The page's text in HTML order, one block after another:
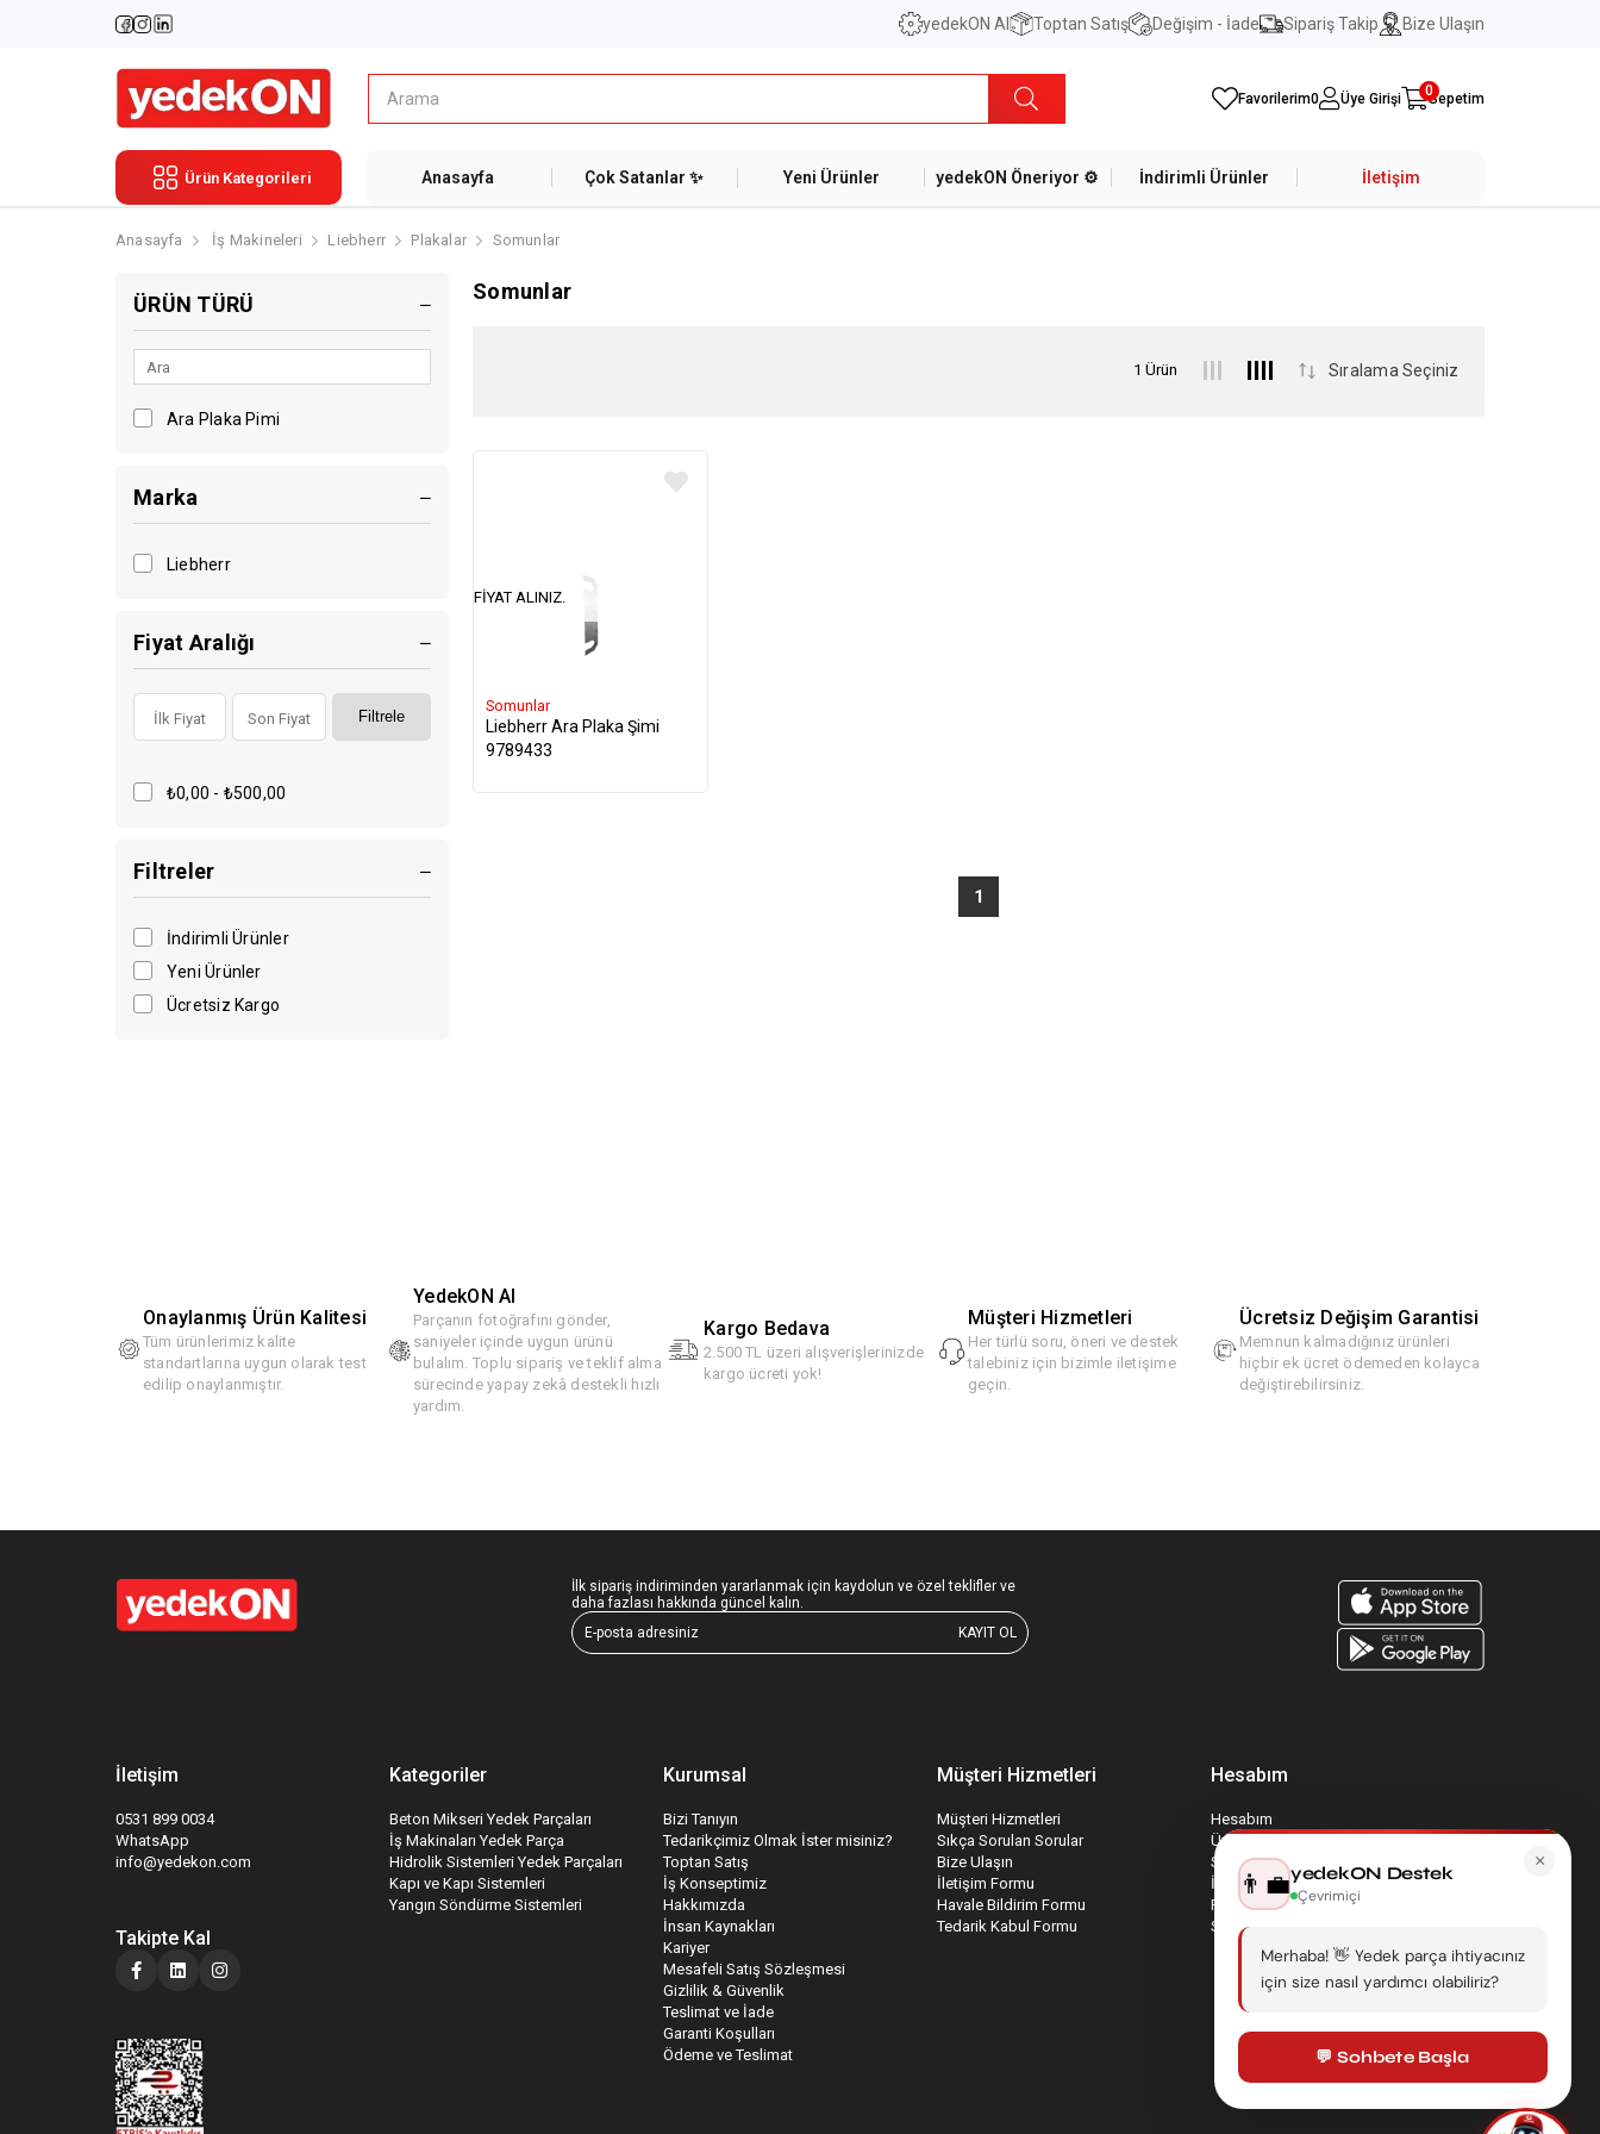
yedekON AI Toptan Satış Değişim - İade Sipariş Takip Bize Ulaşın
Favorilerim0 Üye Girişi Sepetim
0
Ürün Kategorileri Anasayfa Çok Satanlar ✨ Yeni Ürünler yedekON Öneriyor ⚙️ İndirimli Ürünler İletişim
Anasayfa İş Makineleri Liebherr Plakalar Somunlar
ÜRÜN TÜRÜ
Ara Plaka Pimi
Marka
Liebherr
Fiyat Aralığı
Filtrele
₺0,00 - ₺500,00
Filtreler
İndirimli Ürünler
Yeni Ürünler
Ücretsiz Kargo
Somunlar
1 Ürün
Somunlar
Liebherr Ara Plaka Şimi
9789433
FIYAT ALINIZ.
1
Onaylanmış Ürün Kalitesi
Tüm ürünlerimiz kalite
standartlarına uygun olarak test
edilip onaylanmıştır.
YedekON AI
Parçanın fotoğrafını gönder,
saniyeler içinde uygun ürünü
bulalım. Toplu sipariş ve teklif alma
sürecinde yapay zekâ destekli hızlı
yardım.
Kargo Bedava
2.500 TL üzeri alışverişlerinizde
kargo ücreti yok!
Müşteri Hizmetleri
Her türlü soru, öneri ve destek
talebiniz için bizimle iletişime
geçin.
Ücretsiz Değişim Garantisi
Memnun kalmadığınız ürünleri
hiçbir ek ücret ödemeden kolayca
değiştirebilirsiniz.
İlk sipariş indiriminden yararlanmak için kaydolun ve özel teklifler ve
daha fazlası hakkında güncel kalın.
KAYIT OL
İletişim
0531 899 0034
WhatsApp
info@yedekon.com
Takipte Kal
Kategoriler
Beton Mikseri Yedek Parçaları
İş Makinaları Yedek Parça
Hidrolik Sistemleri Yedek Parçaları
Kapı ve Kapı Sistemleri
Yangın Söndürme Sistemleri
Kurumsal
Bizi Tanıyın
Tedarikçimiz Olmak İster misiniz?
Toptan Satış
İş Konseptimiz
Hakkımızda
İnsan Kaynakları
Kariyer
Mesafeli Satış Sözleşmesi
Gizlilik & Güvenlik
Teslimat ve İade
Garanti Koşulları
Ödeme ve Teslimat
Müşteri Hizmetleri
Müşteri Hizmetleri
Sıkça Sorulan Sorular
Bize Ulaşın
İletişim Formu
Havale Bildirim Formu
Tedarik Kabul Formu
Hesabım
Hesabım
Üyelik Bilgilerim
Sepetim
İade Taleplerim
Favori Ürünlerim
Sipariş Takip
×
👨‍💼yedekON Destek
Çevrimiçi
Merhaba! 👋 Yedek parça ihtiyacınız
için size nasıl yardımcı olabiliriz?
💬 Sohbete Başla